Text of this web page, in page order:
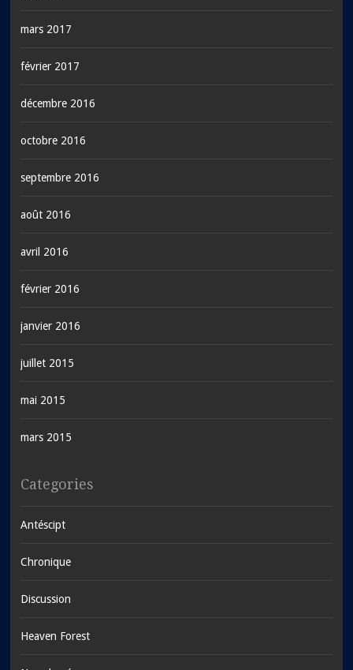
mars 2017
février 2017
décembre 2016
octobre 2016
septembre 2016
août 2016
avril 2016
février 2016
janvier 2016
juillet 2015
mai 2015
mars 2015
Categories
Antéscipt
Chronique
Discussion
Heaven Forest